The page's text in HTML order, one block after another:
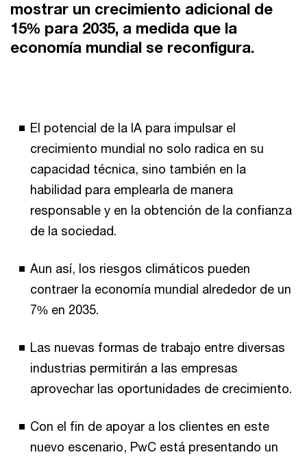
mostrar un crecimiento adicional de
15% para 2035, a medida que la
economía mundial se reconfigura.
El potencial de la IA para impulsar el
crecimiento mundial no solo radica en su
capacidad técnica, sino también en la
habilidad para emplearla de manera
responsable y en la obtención de la confianza
de la sociedad.
Aun así, los riesgos climáticos pueden
contraer la economía mundial alrededor de un
7% en 2035.
Las nuevas formas de trabajo entre diversas
industrias permitirán a las empresas
aprovechar las oportunidades de crecimiento.
Con el fin de apoyar a los clientes en este
nuevo escenario, PwC está presentando un